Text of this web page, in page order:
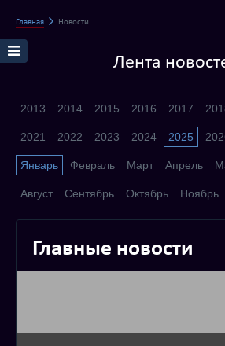
Главная Новости
Лента
2013 2014 2015 2016 2017
2021 2022 2023 2024 2025
Январь Февраль Март Апрель
Август Сентябрь Октябрь Ноябрь
Главные новости